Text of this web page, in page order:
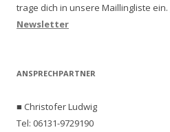
trage dich in unsere Maillingliste ein.
Newsletter
ANSPRECHPARTNER
■ Christofer Ludwig
Tel: 06131-9729190